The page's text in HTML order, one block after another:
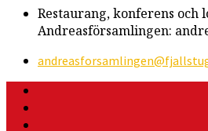
Restaurang, konferens och
Andreasförsamlingen: